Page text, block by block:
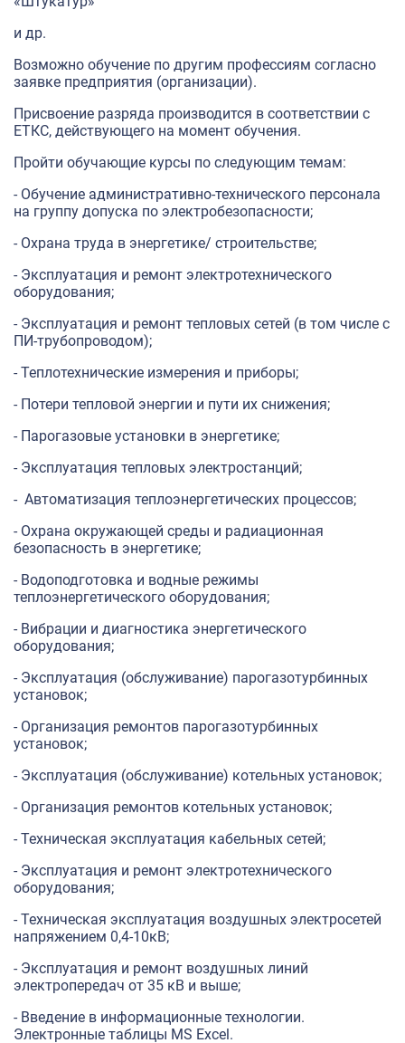
и др.
Возможно обучение по другим профессиям согласно
заявке предприятия (организации).
Присвоение разряда производится в соответствии с
ЕТКС, действующего на момент обучения.
Пройти обучающие курсы по следующим темам:
- Обучение административно-технического персонала
на группу допуска по электробезопасности;
- Охрана труда в энергетике/ строительстве;
- Эксплуатация и ремонт электротехнического
оборудования;
- Эксплуатация и ремонт тепловых сетей (в том числе с
ПИ-трубопроводом);
- Теплотехнические измерения и приборы;
- Потери тепловой энергии и пути их снижения;
- Парогазовые установки в энергетике;
- Эксплуатация тепловых электростанций;
- Автоматизация теплоэнергетических процессов;
- Охрана окружающей среды и радиационная
безопасность в энергетике;
- Водоподготовка и водные режимы
теплоэнергетического оборудования;
- Вибрации и диагностика энергетического
оборудования;
- Эксплуатация (обслуживание) парогазотурбинных
установок;
- Организация ремонтов парогазотурбинных
установок;
- Эксплуатация (обслуживание) котельных установок;
- Организация ремонтов котельных установок;
- Техническая эксплуатация кабельных сетей;
- Эксплуатация и ремонт электротехнического
оборудования;
- Техническая эксплуатация воздушных электросетей
напряжением 0,4-10кВ;
- Эксплуатация и ремонт воздушных линий
электропередач от 35 кВ и выше;
- Введение в информационные технологии.
Электронные таблицы MS Excel.